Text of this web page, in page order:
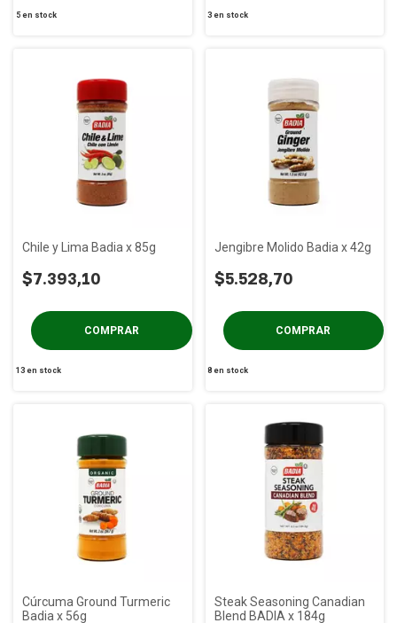
5en stock 3 en stock
Chile y Lima Badia x 85g
$7.393,10
13en stock
Jengibre Molido Badia x 42g
$5.528,70
8 en stock
Cúrcuma Ground Turmeric
Badia x 56g
Steak Seasoning Canadian
Blend BADIA x 184g